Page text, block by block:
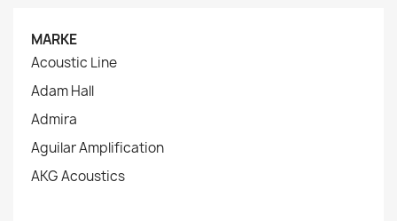
MARKE
Acoustic Line
Adam Hall
Admira
Aguilar Amplification
AKG Acoustics